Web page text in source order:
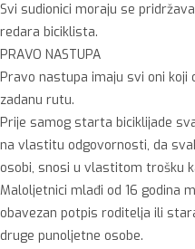
Svi sudionici moraju se
redara biciklista.
PRAVO NASTUPA
Pravo nastupa imaju svi oni koji
zadanu rutu.
Prije samog starta biciklijade
na vlastitu odgovornosti, da
osobi, snosi u vlastitom trošku
Maloljetnici mlađi od 16 godina
obavezan potpis roditelja ili
druge punoljetne osobe.